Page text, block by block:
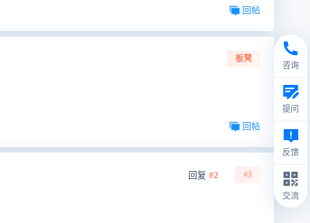
回帖
板凳
回帖
#3
回复 #2
咨询
提问
反馈
交流